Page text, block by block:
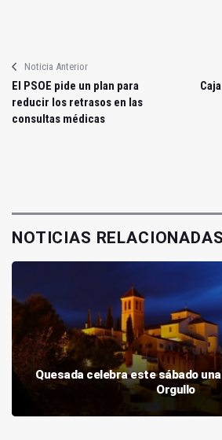
Noticia Anterior
El PSOE pide un plan para
reducir los retrasos en las
consultas médicas
NOTICIAS RELACIONADAS
Quesada celebra este sábado
Orgullo